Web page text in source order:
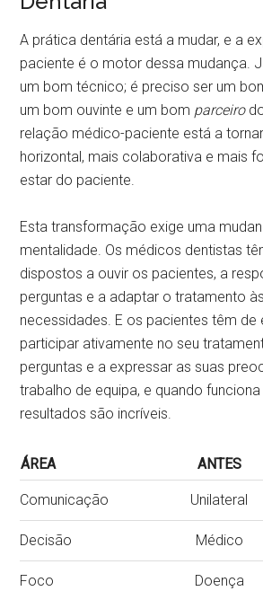
A prática dentária está a mudar, e a
paciente é o motor dessa mudança.
um bom técnico; é preciso ser um
um bom ouvinte e um bom parceiro
relação médico-paciente está a
horizontal, mais colaborativa e mais
estar do paciente.
Esta transformação exige uma
mentalidade. Os médicos dentistas
dispostos a ouvir os pacientes, a
perguntas e a adaptar o tratamento
necessidades. E os pacientes têm de
participar ativamente no seu
perguntas e a expressar as suas
trabalho de equipa, e quando
resultados são incríveis.
ÁREA ANTES
Comunicação Unilateral
Decisão Médico
Foco Doença